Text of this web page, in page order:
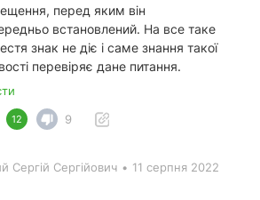
перед яким він
встановлений. На все таке
знак не діє і саме знання такої
перевіряє дане питання.
12 9
Сергій Сергійович • 11 серпня 2022